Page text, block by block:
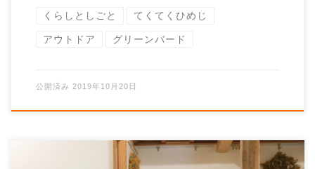
くらしとしごと てくてくひめじ
アウトドア グリーンバード
公開済み 2019年10月20日